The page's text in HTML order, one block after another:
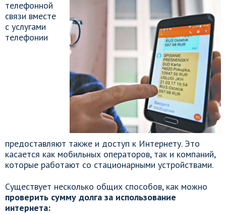
телефонной
связи вместе
с услугами
телефонии
предоставляют также и доступ к Интернету. Это
касается как мобильных операторов, так и компаний,
которые работают со стационарными устройствами.
Существует несколько общих способов, как можно
проверить сумму долга за использование
интернета: